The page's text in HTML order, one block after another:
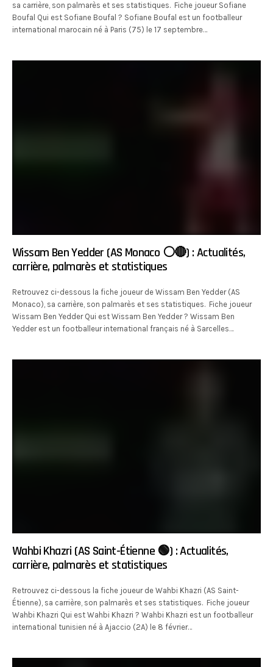
sa carrière, son palmarès et ses statistiques. Fiche joueur Sofiane
Boufal Qui est Sofiane Boufal ? Sofiane Boufal est un footballeur
international marocain né à Paris (75) le 17 septembre…
Wissam Ben Yedder (AS Monaco ⚪️🔴) : Actualités,
carrière, palmarès et statistiques
Retrouvez ci-dessous la fiche joueur de Wissam Ben Yedder (AS
Monaco), sa carrière, son palmarès et ses statistiques. Fiche joueur
Wissam Ben Yedder Qui est Wissam Ben Yedder ? Wissam Ben
Yedder est un footballeur international français né à Sarcelles…
Wahbi Khazri (AS Saint-Étienne 🟢) : Actualités,
carrière, palmarès et statistiques
Retrouvez ci-dessous la fiche joueur de Wahbi Khazri (AS Saint-
Étienne), sa carrière, son palmarès et ses statistiques. Fiche joueur
Wahbi Khazri Qui est Wahbi Khazri ? Wahbi Khazri est un footballeur
international tunisien né à Ajaccio (2A) le 8 février…